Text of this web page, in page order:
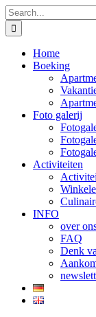
Skip
to
content
Search
for:
Home
Boeking
Foto galerij
Activiteiten
INFO
over
FAQ
Denk